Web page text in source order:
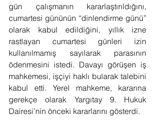
gün çalışmanın kararlaştırıldığını,
cumartesi gününün “dinlendirme günü”
olarak kabul edildiğini, yıllık izne
rastlayan cumartesi günleri izin
kullanılmamış sayılarak parasının
ödenmesini istedi. Davayı görüşen iş
mahkemesi, işçiyi haklı bularak talebini
kabul etti. Yerel mahkeme, kararına
gerekçe olarak Yargıtay 9. Hukuk
Dairesi’nin önceki kararlarını gösterdi.